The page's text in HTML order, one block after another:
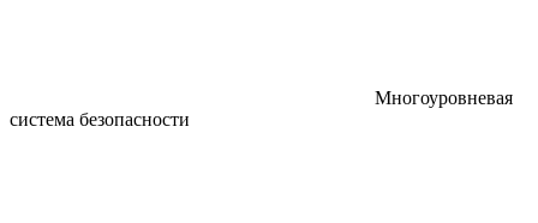
Многоуровневая
система безопасности